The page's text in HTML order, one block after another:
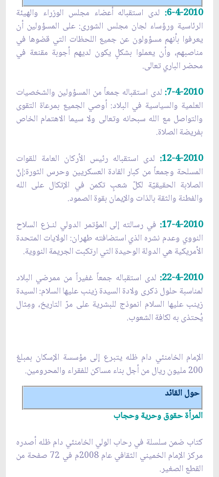
6-4-2010:لدى استقباله أعضاء مجلس الوزراء والهيئة
الرئاسية ورؤساء لجان مجلس الشورى: على المسؤولين أن
يعرفوا بأنهم مسؤولون عن جميع اللحظات التي قضوها في
مناصبهم، وأن يعملوا بشكلٍ يكون لديهم أجوبة مقنعة في
محضر الباري تعالى.
7-4-2010: لدى استقباله جمعاً من المسؤولين والشخصيات
العلمية والسياسية في البلاد: أوصي الجميع بمرعاة التقوى
والتواصل مع الله سبحانه وتعالى ولا سيما الاهتمام الخاص
بفريضة الصلاة.
12-4-2010:لدى استقباله رئيس الأركان العامة للقوات
المسلحة وجمعاً من كبار القادة العسكريين وحرس الثورة:إنّ
الصلابة الحقيقيّة لكلّ شعبٍ تكمن في الإتكال على الله
والفطنة والثقة بالذات والإيمان بقوة الصمود.
17-4-2010: في رسالته إلى المؤتمر الدولي لنـزع السلاح
النووي وعدم نشره الذي استضافته طهران: الولايات المتحدة
الأمريكية هي الدولة الوحيدة التي ارتكبت الجريمة النووية.
22-4-2010:لدى استقباله جمعاً غفيراً من ممرضي البلاد
لمناسبة حلول ذكرى ولادة السيدة زينب عليها السلام: السيدة
زينب عليها السلام انموذج للبشرية على مرّ التاريخ، ومِثال
يُحتذى به لكافة الشعوب.
الإمام الخامنئي دام ظله يتبرع إلى مؤسسة الإسكان بمبلغ
200 مليون ريال من أجل بناء مساكن للفقراء والمحرومين.
حول القائد
المرأة حقوق وحرية وحجاب
كتاب ضمن سلسلة في رحاب الولي الخامنئي دام ظله أصدره
مركز الإمام الخميني الثقافي عام 2008م في 72 صفحة من
القطع الصغير.